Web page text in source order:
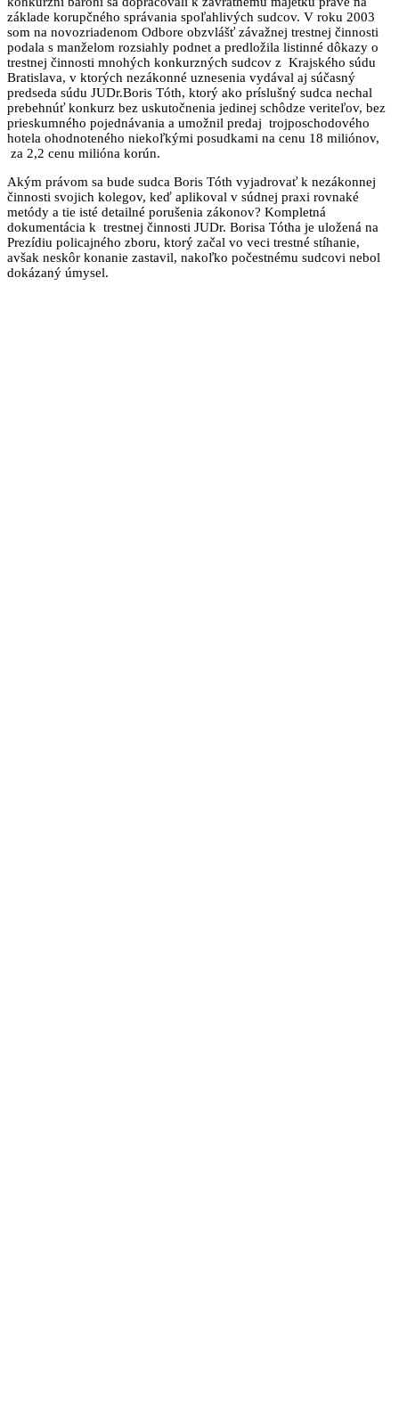
základe korupčného správania spoľahlivých sudcov. V roku 2003
som na novozriadenom Odbore obzvlášť závažnej trestnej činnosti
podala s manželom rozsiahly podnet a predložila listinné dôkazy o
trestnej činnosti mnohých konkurzných sudcov z Krajského súdu
Bratislava, v ktorých nezákonné uznesenia vydával aj súčasný
predseda súdu JUDr.Boris Tóth, ktorý ako príslušný sudca nechal
prebehnúť konkurz bez uskutočnenia jedinej schôdze veriteľov, bez
prieskumného pojednávania a umožnil predaj trojposchodového
hotela ohodnoteného niekoľkými posudkami na cenu 18 miliónov,
za 2,2 cenu milióna korún.
Akým právom sa bude sudca Boris Tóth vyjadrovať k nezákonnej
činnosti svojich kolegov, keď aplikoval v súdnej praxi rovnaké
metódy a tie isté detailné porušenia zákonov? Kompletná
dokumentácia k trestnej činnosti JUDr. Borisa Tótha je uložená na
Prezídiu policajného zboru, ktorý začal vo veci trestné stíhanie,
avšak neskôr konanie zastavil, nakoľko počestnému sudcovi nebol
dokázaný úmysel.